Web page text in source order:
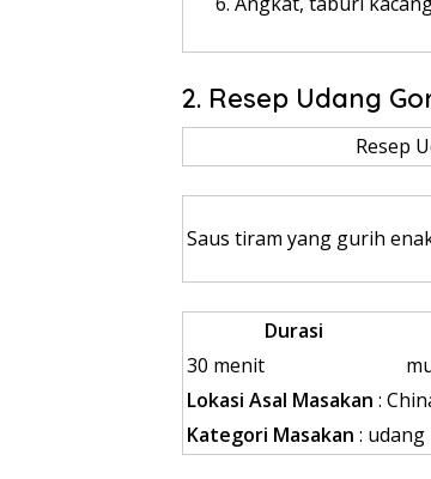
2. Resep Udang
Resep
Saus tiram yang gurih
Durasi
30 menit
Lokasi Asal Masakan :
Kategori Masakan : udang